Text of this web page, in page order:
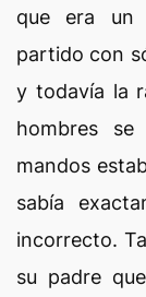
que era un
partido con
y todavía la
hombres
mandos
sabía
incorrecto.
su padre